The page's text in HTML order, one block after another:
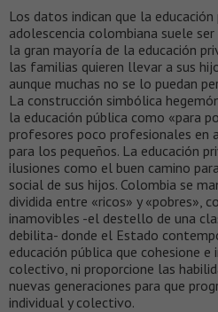
Los datos indican que la
adolescencia colombiana suele
la gran mayoría de la educación
las familias quieren llevar a sus
aunque muchas no se lo puedan
La construcción simbólica
la educación pública como «para
profesores poco profesionales en
para los pequeños. La educación
ilusiones como el buen camino
social de sus hijos. Colombia se
dividida entre «ricos» y «pobres»,
inamovibles -el destello de una
debilita- donde el Estado
educación pública que cohesione
colectivo, ni proporcione las
nuevas generaciones para que
individual y colectivo.